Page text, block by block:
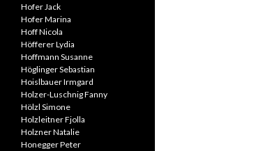
Hofer Jack
Hofer Marina
Hoff Nicola
Höfferer Lydia
Hoffmann Susanne
Höglinger Sebastian
Hoislbauer Irmgard
Holzer-Luschnig Fanny
Hölzl Simone
Holzleitner Fjolla
Holzner Natalie
Honegger Peter